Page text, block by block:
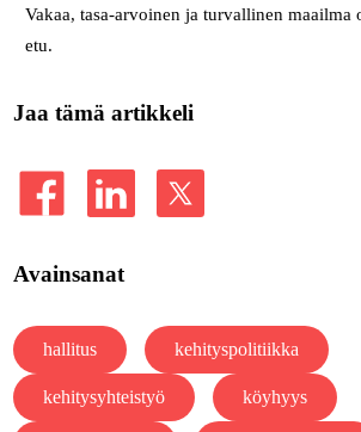
Vakaa, tasa-arvoinen ja turvallinen maailma
etu.
Jaa tämä artikkeli
Avainsanat
hallitus kehityspolitiikka
kehitysyhteistyö köyhyys